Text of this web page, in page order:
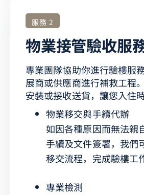
服務 2
物業接管驗收服
專業團隊協助你進行驗樓服
展商或供應商進行補救工程
安裝或接收送貨，讓您入住
物業移交與手續代辦
如因各種原因而無法親
手續及文件簽署，我們
移交流程，完成驗樓工
專業檢測